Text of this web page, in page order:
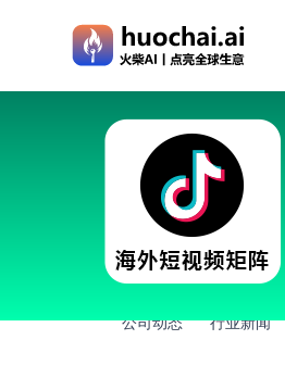
最新文章
公司动态 行业新闻